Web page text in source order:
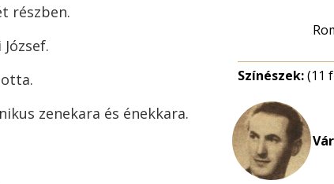
részben.
zenekara és énekkara.
Színészek:(11